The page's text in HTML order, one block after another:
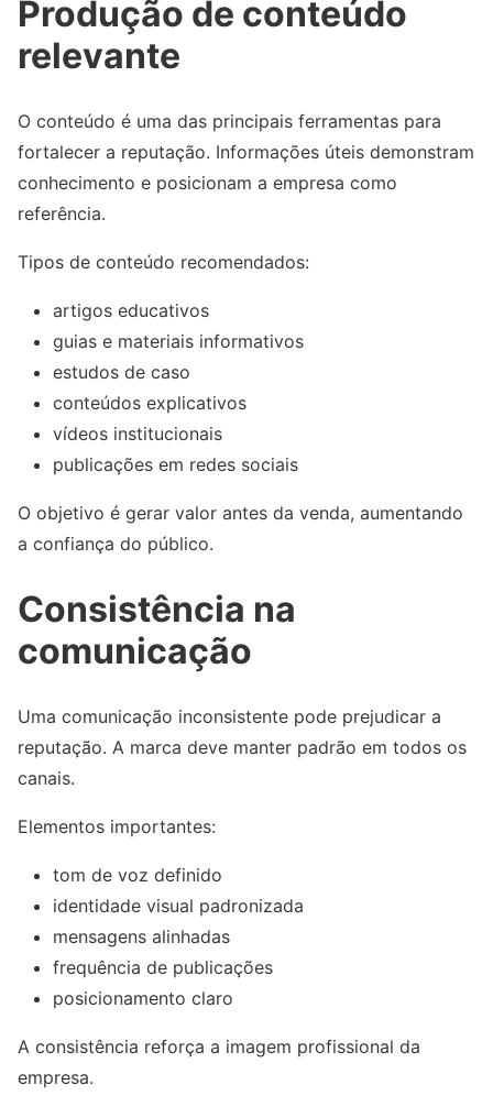
Produção de conteúdo
relevante
O conteúdo é uma das principais ferramentas para
fortalecer a reputação. Informações úteis demonstram
conhecimento e posicionam a empresa como
referência.
Tipos de conteúdo recomendados:
artigos educativos
guias e materiais informativos
estudos de caso
conteúdos explicativos
vídeos institucionais
publicações em redes sociais
O objetivo é gerar valor antes da venda, aumentando
a confiança do público.
Consistência na
comunicação
Uma comunicação inconsistente pode prejudicar a
reputação. A marca deve manter padrão em todos os
canais.
Elementos importantes:
tom de voz definido
identidade visual padronizada
mensagens alinhadas
frequência de publicações
posicionamento claro
A consistência reforça a imagem profissional da
empresa.